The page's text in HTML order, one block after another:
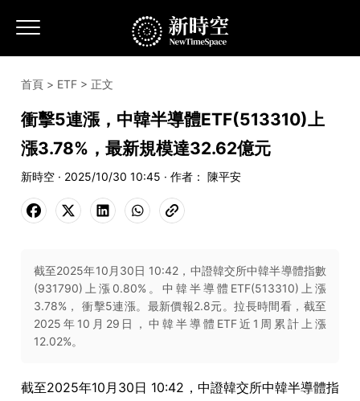
首頁 > ETF > 正文
衝擊5連漲，中韓半導體ETF(513310)上
漲3.78%，最新規模達32.62億元
新時空 · 2025/10/30 10:45 · 作者： 陳平安
截至2025年10月30日 10:42，中證韓交所中韓半導體指數
(931790)上漲0.80%。中韓半導體ETF(513310)上漲
3.78%， 衝擊5連漲。最新價報2.8元。拉長時間看，截至
2025年10月29日，中韓半導體ETF近1周累計上漲
12.02%。
截至2025年10月 30日 10:42 ，中證韓交所中韓半導體指